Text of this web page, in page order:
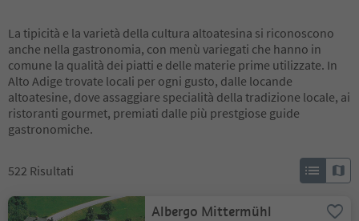
La tipicità e la varietà della cultura altoatesina si riconoscono
anche nella gastronomia, con menù variegati che hanno in
comune la qualità dei piatti e delle materie prime utilizzate. In
Alto Adige trovate locali per ogni gusto, dalle locande
altoatesine, dove assaggiare specialità della tradizione locale, ai
ristoranti gourmet, premiati dalle più prestgiose guide
gastronomiche.
522 Risultati
Albergo Mittermühl